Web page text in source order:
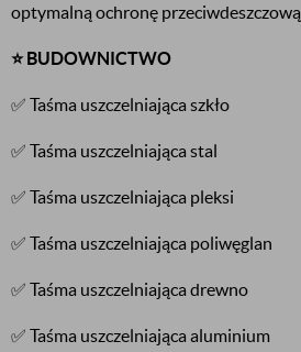
optymalną ochronę przeciwdeszczową
⭐️ BUDOWNICTWO
✅ Taśma uszczelniająca szkło
✅ Taśma uszczelniająca stal
✅ Taśma uszczelniająca pleksi
✅ Taśma uszczelniająca poliwęglan
✅ Taśma uszczelniająca drewno
✅ Taśma uszczelniająca aluminium